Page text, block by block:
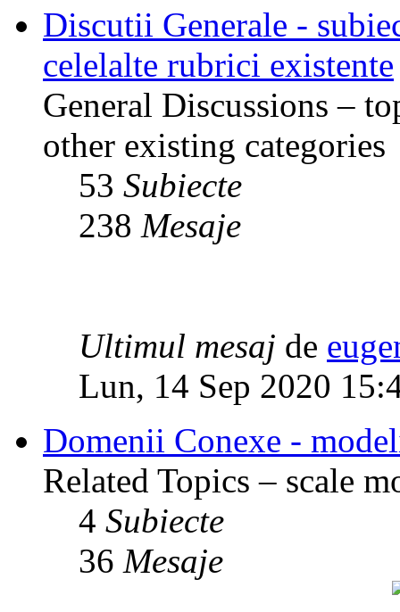
Discutii Generale -
celelalte rubrici existente
General Discussions –
other existing categories
53 Subiecte
238 Mesaje
Ultimul mesaj de
Lun, 14 Sep 2020
Domenii Conexe -
Related Topics – scale
4 Subiecte
36 Mesaje